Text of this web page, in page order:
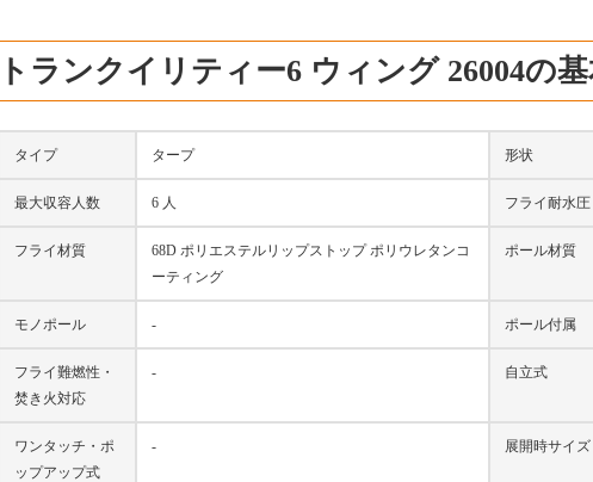
トランクイリティー6 ウィング 26004の
タイプ タープ 形状
最大収容人数 6 人 フライ耐水圧
フライ材質
68D ポリエステルリップストップ ポリウレタンコ
ーティング
ポール材質
モノポール - ポール付属
フライ難燃性・
焚き火対応
- 自立式
ワンタッチ・ポ
ップアップ式
- 展開時サイズ